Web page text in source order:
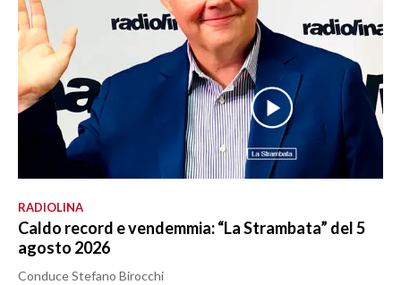
RADIOLINA
Caldo record e vendemmia: “La Strambata” del 5
agosto 2026
Conduce Stefano Birocchi